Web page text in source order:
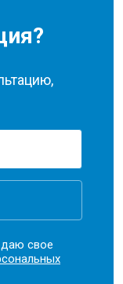
даю свое